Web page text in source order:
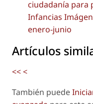
ciudadanía para
Infancias
enero-junio
Artículos
<<<
También puede